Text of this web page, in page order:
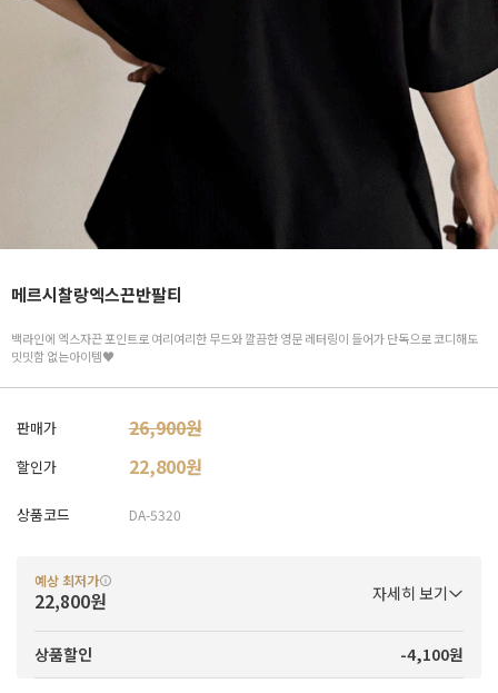
메르시찰랑엑스끈반팔티
백라인에 엑스자끈 포인트로 여리여리한 무드와 깔끔한 영문 레터링이 들어가 단독으로 코디해도
밋밋함 없는아이템♥
판매가 26,900원
할인가 22,800원
상품코드 DA-5320
예상 최저가
22,800원 자세히 보기
상품할인 -4,100원